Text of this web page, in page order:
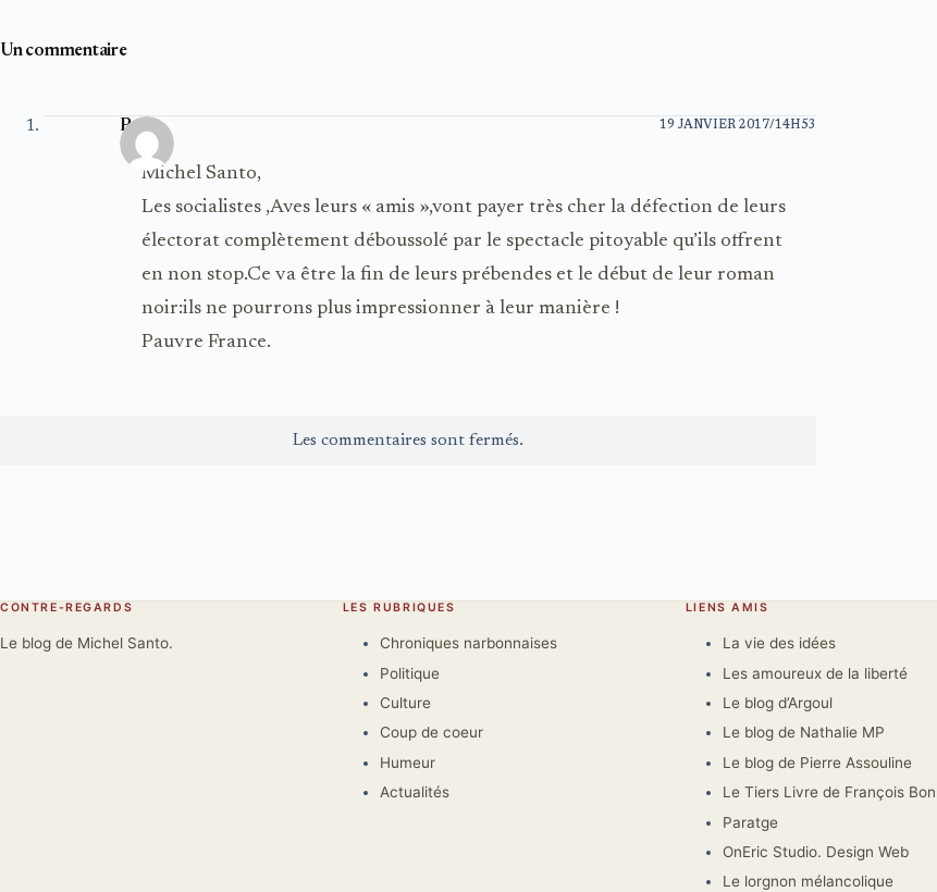
Un commentaire
Polo 19 JANVIER 2017/14H53
Michel Santo,
Les socialistes ,Aves leurs « amis »,vont payer très cher la défection de leurs
électorat complètement déboussolé par le spectacle pitoyable qu’ils offrent
en non stop.Ce va être la fin de leurs prébendes et le début de leur roman
noir:ils ne pourrons plus impressionner à leur manière !
Pauvre France.
Les commentaires sont fermés.
CONTRE-REGARDS
Le blog de Michel Santo.
LES RUBRIQUES
Chroniques narbonnaises
Politique
Culture
Coup de coeur
Humeur
Actualités
LIENS AMIS
La vie des idées
Les amoureux de la liberté
Le blog d’Argoul
Le blog de Nathalie MP
Le blog de Pierre Assouline
Le Tiers Livre de François Bon
Paratge
OnEric Studio. Design Web
Le lorgnon mélancolique